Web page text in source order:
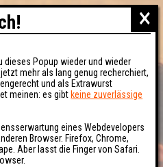
×
dieses Popup wieder und wieder
mehr als lang genug recherchiert,
und als Extrawurst
meinen: es gibt keine zuverlässige
eines Webdevelopers
Browser. Firefox, Chrome,
Aber lasst die Finger von Safari.